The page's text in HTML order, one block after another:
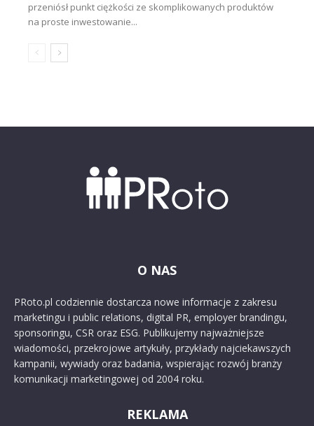
przeniósł punkt ciężkości ze skomplikowanych produktów
na proste inwestowanie...
O NAS
PRoto.pl codziennie dostarcza nowe informacje z zakresu
marketingu i public relations, digital PR, employer brandingu,
sponsoringu, CSR oraz ESG. Publikujemy najważniejsze
wiadomości, przekrojowe artykuły, przykłady najciekawszych
kampanii, wywiady oraz badania, wspierając rozwój branży
komunikacji marketingowej od 2004 roku.
REKLAMA